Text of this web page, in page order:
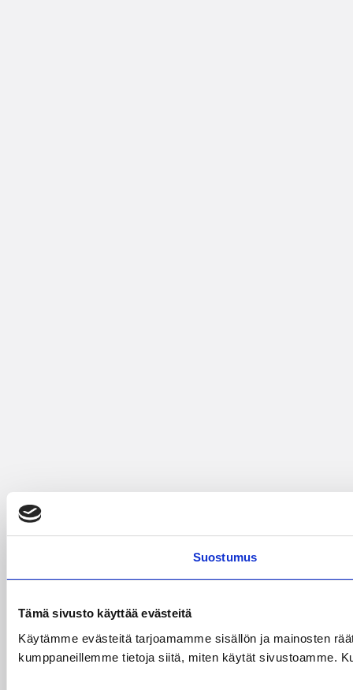
Suostumus
Tämä sivusto käyttää evästeitä
Käytämme evästeitä tarjoamamme sisällön ja mainosten
kumppaneillemme tietoja siitä, miten käytät sivustoamme.